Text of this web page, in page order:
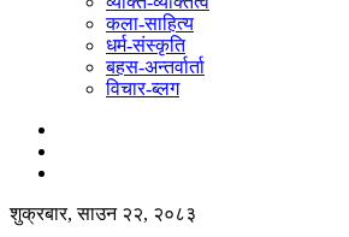
कला-साहित्य
धर्म-संस्कृति
बहस-अन्तर्वार्ता
विचार-ब्लग
शुक्रबार, साउन २२, २०८३